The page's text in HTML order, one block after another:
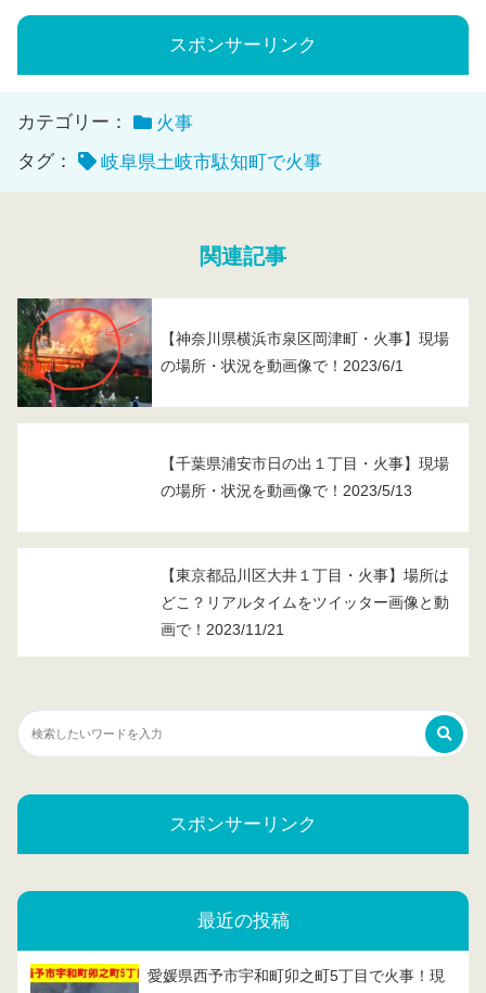
スポンサーリンク
カテゴリー：
火事
タグ：
岐阜県土岐市駄知町で火事
関連記事
【神奈川県横浜市泉区岡津町・火事】現場
の場所・状況を動画像で！2023/6/1
【千葉県浦安市日の出１丁目・火事】現場
の場所・状況を動画像で！2023/5/13
【東京都品川区大井１丁目・火事】場所は
どこ？リアルタイムをツイッター画像と動
画で！2023/11/21
スポンサーリンク
最近の投稿
愛媛県西予市宇和町卯之町5丁目で火事！現